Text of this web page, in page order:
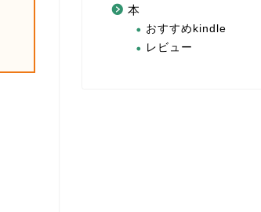
本
おすすめkindle
レビュー